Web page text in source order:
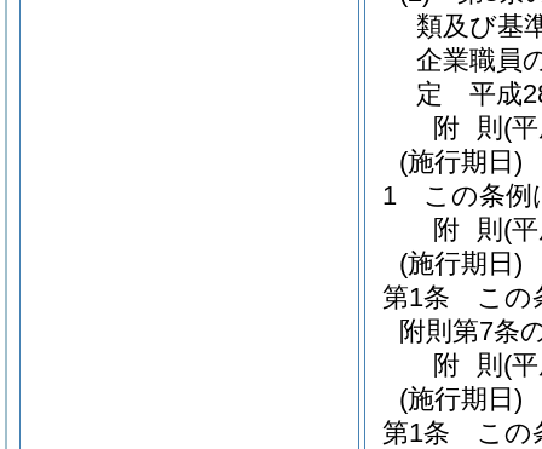
類及び基
企業職員
定 平成
附 則 (
(施行期日)
1
この条例
附 則 (
(施行期日)
第1条
この
附則第7条
附 則 (
(施行期日)
第1条
この